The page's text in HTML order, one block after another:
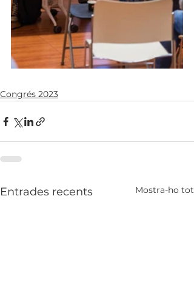
Congrés 2023
Entrades recents Mostra-ho tot